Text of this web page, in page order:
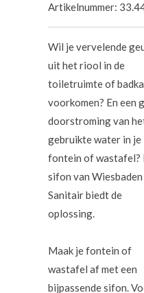
Artikelnummer:
Wil je vervelende
uit het riool in de
toiletruimte of
voorkomen? En een
doorstroming van
gebruikte water in je
fontein of wastafel?
sifon van Wiesbaden
Sanitair biedt de
oplossing.
Maak je fontein of
wastafel af met een
bijpassende sifon.